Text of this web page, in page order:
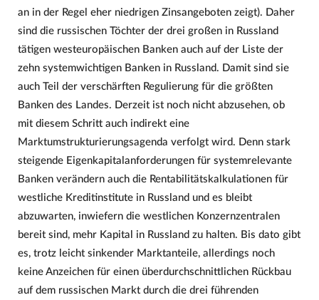
an in der Regel eher niedrigen Zinsangeboten zeigt). Daher
sind die russischen Töchter der drei großen in Russland
tätigen westeuropäischen Banken auch auf der Liste der
zehn systemwichtigen Banken in Russland. Damit sind sie
auch Teil der verschärften Regulierung für die größten
Banken des Landes. Derzeit ist noch nicht abzusehen, ob
mit diesem Schritt auch indirekt eine
Marktumstrukturierungsagenda verfolgt wird. Denn stark
steigende Eigenkapitalanforderungen für systemrelevante
Banken verändern auch die Rentabilitätskalkulationen für
westliche Kreditinstitute in Russland und es bleibt
abzuwarten, inwiefern die westlichen Konzernzentralen
bereit sind, mehr Kapital in Russland zu halten. Bis dato gibt
es, trotz leicht sinkender Marktanteile, allerdings noch
keine Anzeichen für einen überdurchschnittlichen Rückbau
auf dem russischen Markt durch die drei führenden